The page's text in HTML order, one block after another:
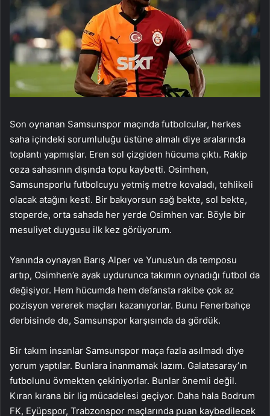
Son oynanan Samsunspor maçında futbolcular, herkes
saha içindeki sorumluluğu üstüne almalı diye aralarında
toplantı yapmışlar. Eren sol çizgiden hücuma çıktı. Rakip
ceza sahasının dışında topu kaybetti. Osimhen,
Samsunsporlu futbolcuyu yetmiş metre kovaladı, tehlikeli
olacak atağını kesti. Bir bakıyorsun sağ bekte, sol bekte,
stoperde, orta sahada her yerde Osimhen var. Böyle bir
mesuliyet duygusu ilk kez görüyorum.
Yanında oynayan Barış Alper ve Yunus’un da temposu
artıp, Osimhen’e ayak uydurunca takımın oynadığı futbol da
değişiyor. Hem hücumda hem defansta rakibe çok az
pozisyon vererek maçları kazanıyorlar. Bunu Fenerbahçe
derbisinde de, Samsunspor karşısında da gördük.
Bir takım insanlar Samsunspor maça fazla asılmadı diye
yorum yaptılar. Bunlara inanmamak lazım. Galatasaray’ın
futbolunu övmekten çekiniyorlar. Bunlar önemli değil.
Kıran kırana bir lig mücadelesi geçiyor. Daha hala Bodrum
FK, Eyüpspor, Trabzonspor maçlarında puan kaybedilecek